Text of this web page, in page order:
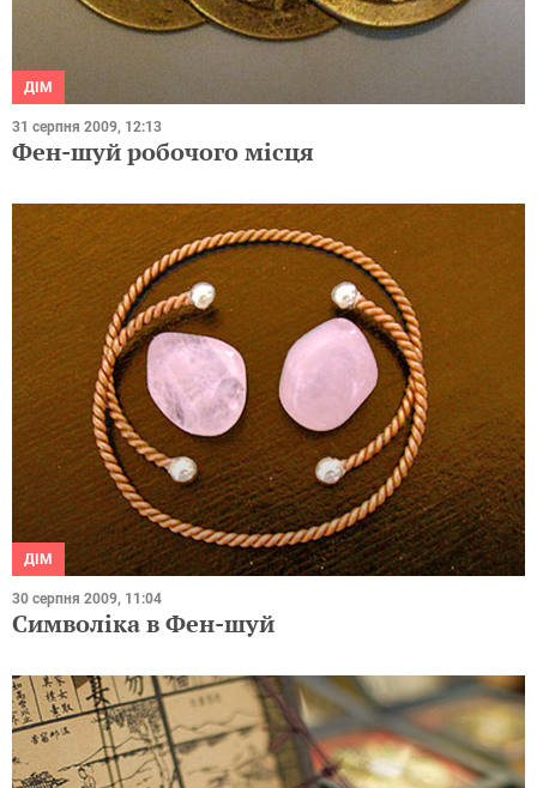
ДІМ
31 серпня 2009, 12:13
Фен-шуй робочого місця
ДІМ
30 серпня 2009, 11:04
Символіка в Фен-шуй